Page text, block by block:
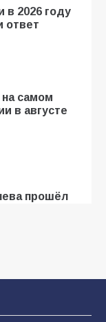
в 2026 году
ответ
самом
в августе
прошёл
работы